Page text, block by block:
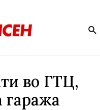
во ГТЦ,
гаража